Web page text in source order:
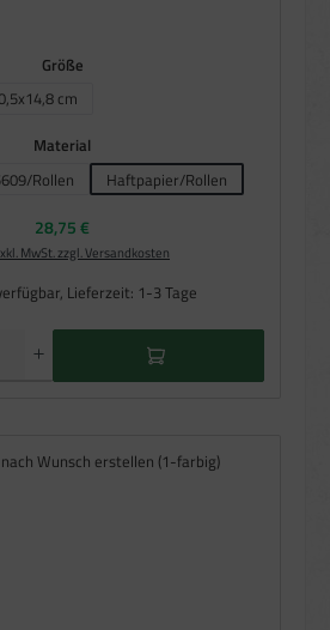
Größeauswählen
cm
Material
Rollen
Haftpapier/Rollen
Regulärer Preis:
28,75 €
MwSt. zzgl. Versandkosten
Lieferzeit: 1-3 Tage
Wert ein oder benutze die Schaltflächen um die Anzahl zu